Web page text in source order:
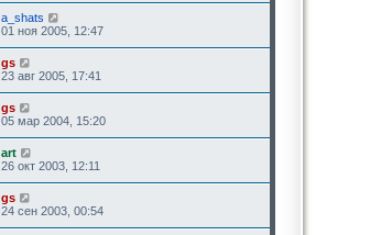
a_shats
01 ноя 2005, 12:47
gs
23 авг 2005, 17:41
gs
05 мар 2004, 15:20
art
26 окт 2003, 12:11
gs
24 сен 2003, 00:54